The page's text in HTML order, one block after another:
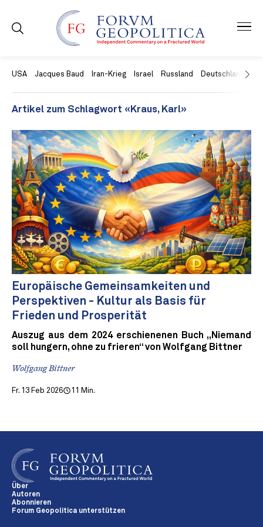
USA Jacques Baud Iran-Krieg Israel Russland Deutschland
Artikel zum Schlagwort «Kraus, Karl»
Europäische Gemeinsamkeiten und
Perspektiven - Kultur als Basis für
Frieden und Prosperität
Auszug aus dem 2024 erschienenen Buch „Niemand
soll hungern, ohne zu frieren“ von Wolfgang Bittner
Wolfgang Bittner
Fr. 13 Feb 2026 11 Min.
Über
Autoren
Abonnieren
Forum Geopolitica unterstützen